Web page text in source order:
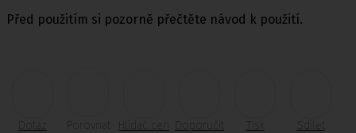
Před použitím si pozorně přečtěte návod k použití.
Dotaz Porovnat Doporučit Tisk Sdílet